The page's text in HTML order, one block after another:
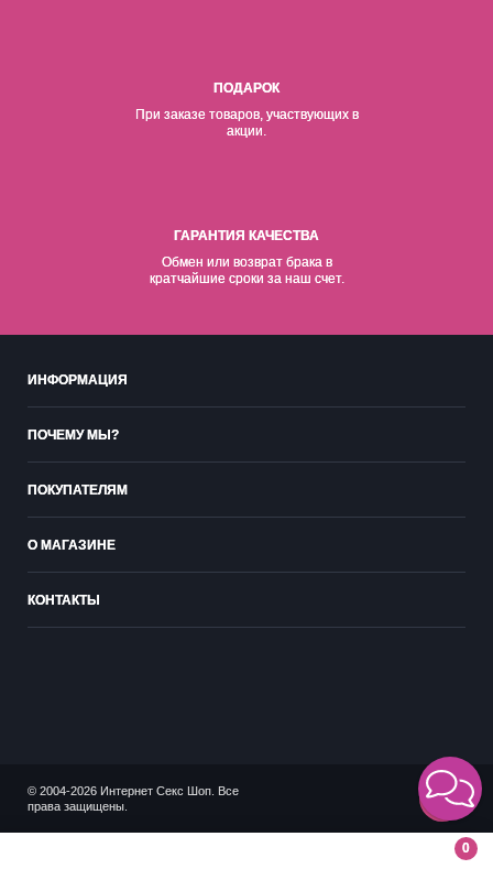
0
ПОДАРОК
При заказе товаров, участвующих в
акции.
ГАРАНТИЯ КАЧЕСТВА
Обмен или возврат брака в
кратчайшие сроки за наш счет.
ИНФОРМАЦИЯ
ПОЧЕМУ МЫ?
ПОКУПАТЕЛЯМ
О МАГАЗИНЕ
КОНТАКТЫ
© 2004-2026 Интернет Секс Шоп. Все
права защищены.
18+